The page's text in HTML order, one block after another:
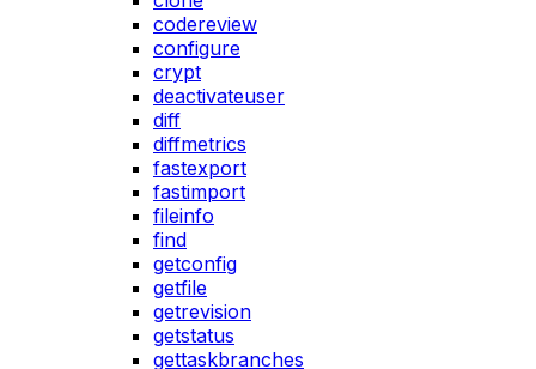
codereview
configure
crypt
deactivateuser
diff
diffmetrics
fastexport
fastimport
fileinfo
find
getconfig
getfile
getrevision
getstatus
gettaskbranches